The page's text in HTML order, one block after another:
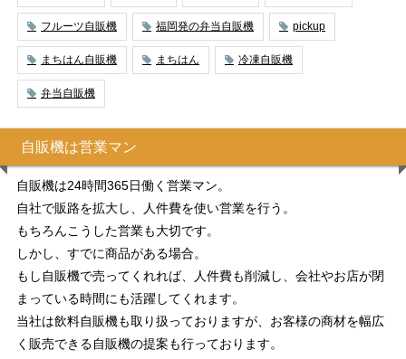
フルーツ自販機 福岡発の弁当自販機 pickup
まちはん自販機 まちはん 冷凍自販機
弁当自販機
自販機は営業マン
自販機は24時間365日働く営業マン。
自社で販路を拡大し、人件費を使い営業を行う。
もちろんこうした営業も大切です。
しかし、すでに商品がある場合。
もし自販機で売ってくれれば、人件費も削減し、会社やお店が閉
まっている時間にも活躍してくれます。
当社は飲料自販機も取り扱っておりますが、お客様の商材を幅広
く販売できる自販機の提案も行っております。